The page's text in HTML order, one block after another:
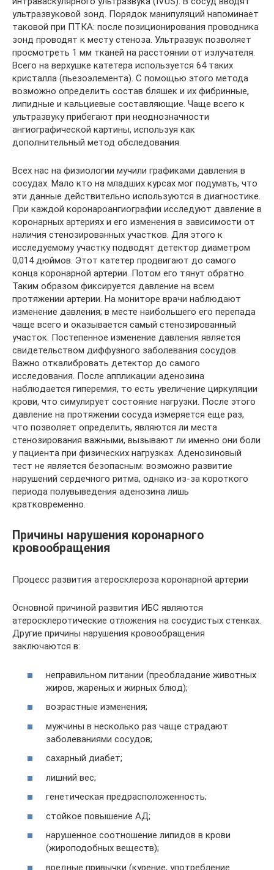
ультразвуковой зонд. Порядок манипуляций напоминает
таковой при ПТКА: после позиционирования проводника
зонд проводят к месту стеноза. Ультразвук позволяет
просмотреть 1 мм тканей на расстоянии от излучателя.
Всего на верхушке катетера используется 64 таких
кристалла (пьезоэлемента). С помощью этого метода
возможно определить состав бляшек и их фибринные,
липидные и кальциевые составляющие. Чаще всего к
ультразвуку прибегают при неоднозначности
ангиографической картины, используя как
дополнительный метод обследования.
Всех нас на физиологии мучили графиками давления в
сосудах. Мало кто на младших курсах мог подумать, что
эти данные действительно используются в диагностике.
При каждой коронароангиографии исследуют давление в
коронарных артериях и его изменения в зависимости от
наличия стенозированных участков. Для этого к
исследуемому участку подводят детектор диаметром
0,014 дюймов. Этот катетер продвигают до самого
конца коронарной артерии. Потом его тянут обратно.
Таким образом фиксируется давление на всем
протяжении артерии. На мониторе врачи наблюдают
изменение давления; в месте наибольшего его перепада
чаще всего и оказывается самый стенозированный
участок. Постепенное изменение давления является
свидетельством диффузного заболевания сосудов.
Важно откалибровать детектор до самого
исследования. После аппликации аденозина
наблюдается гиперемия, то есть увеличение циркуляции
крови, что симулирует состояние нагрузки. После этого
давление на протяжении сосуда измеряется еще раз,
что позволяет определить, являются ли места
стенозирования важными, вызывают ли именно они боли
у пациента при физических нагрузках. Аденозиновый
тест не является безопасным: возможно развитие
нарушений сердечного ритма, однако из-за короткого
периода полувыведения аденозина лишь
кратковременно.
Причины нарушения коронарного
кровообращения
Процесс развития атеросклероза коронарной артерии
Основной причиной развития ИБС являются
атеросклеротические отложения на сосудистых стенках.
Другие причины нарушения кровообращения
заключаются в:
неправильном питании (преобладание животных
жиров, жареных и жирных блюд);
возрастные изменения;
мужчины в несколько раз чаще страдают
заболеваниями сосудов;
сахарный диабет;
лишний вес;
генетическая предрасположенность;
стойкое повышение АД;
нарушенное соотношение липидов в крови
(жироподобных веществ);
вредные привычки (курение, употребление